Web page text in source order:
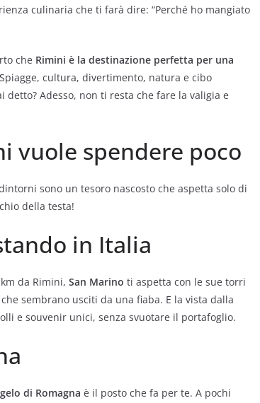
culinaria che ti farà dire: “Perché ho mangiato
che Rimini è la destinazione perfetta per una
cultura, divertimento, natura e cibo
Adesso, non ti resta che fare la valigia e
vuole spendere poco
sono un tesoro nascosto che aspetta solo di
della testa!
in Italia
da Rimini, San Marino ti aspetta con le sue torri
sembrano usciti da una fiaba. E la vista dalla
e souvenir unici, senza svuotare il portafoglio.
di Romagna è il posto che fa per te. A pochi